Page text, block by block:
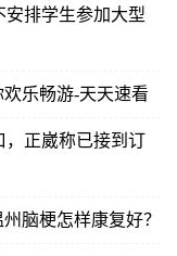
排学生参加大型
乐畅游-天天速看
，正崴称已接到订
脑梗怎样康复好？